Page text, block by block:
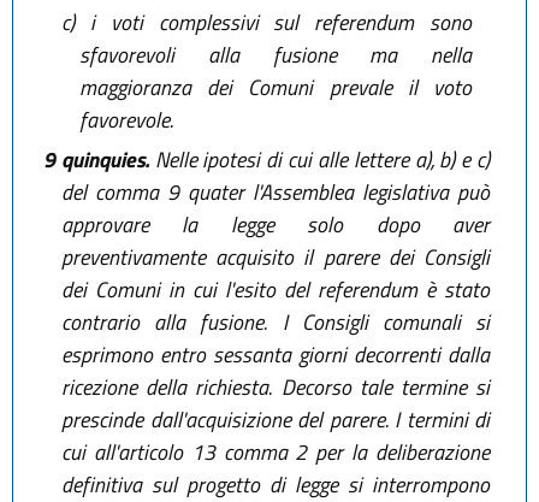
c)i voti complessivi sul referendum sono
sfavorevoli alla fusione ma nella
maggioranza dei Comuni prevale il voto
favorevole.
9 quinquies.Nelle ipotesi di cui alle lettere a), b) e c)
del comma 9 quater l'Assemblea legislativa può
approvare la legge solo dopo aver
preventivamente acquisito il parere dei Consigli
dei Comuni in cui l'esito del referendum è stato
contrario alla fusione. I Consigli comunali si
esprimono entro sessanta giorni decorrenti dalla
ricezione della richiesta. Decorso tale termine si
prescinde dall'acquisizione del parere. I termini di
cui all'articolo 13 comma 2 per la deliberazione
definitiva sul progetto di legge si interrompono